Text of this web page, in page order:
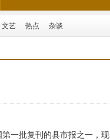
文艺 热点 杂谈
一批复刊的县市报之一，现